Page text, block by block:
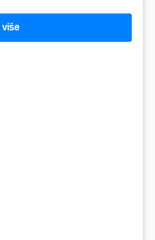
više